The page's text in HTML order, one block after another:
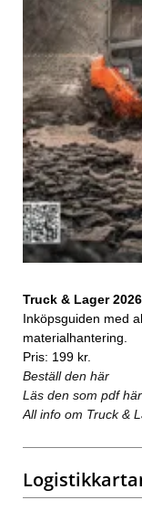
Truck & Lager 2026
Inköpsguiden med
materialhantering.
Pris: 199 kr.
Beställ den här
Läs den som pdf
All info om Truck &